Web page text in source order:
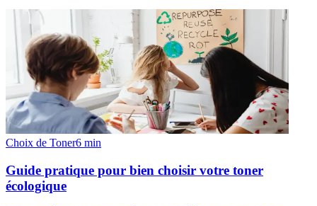
Choix de Toner6 min
Guide pratique pour bien choisir votre toner
écologique